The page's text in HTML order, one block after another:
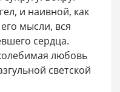
и наивной, как
мысли, вся
сердца.
любовь
светской